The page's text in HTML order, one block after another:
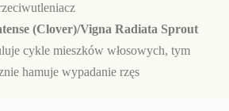
(Clover)/Vigna Radiata Sprout
cykle mieszków włosowych, tym
hamuje wypadanie rzęs